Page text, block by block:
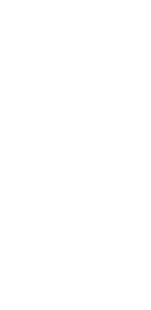
смешные истории,
шаржи, стихи,